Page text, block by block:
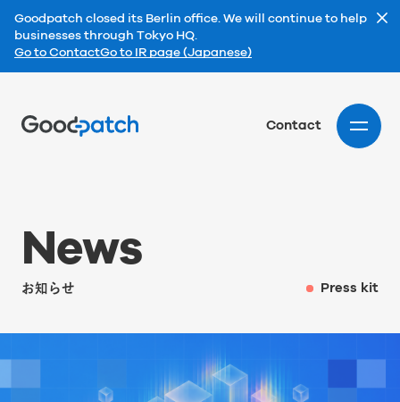
Goodpatch closed its Berlin office. We will continue to help
businesses through Tokyo HQ.
Go to ContactGo to IR page (Japanese)
Contact
News
お知らせ Press kit